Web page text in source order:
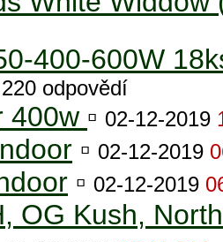
400-600W
odpovědí
400w ▫ 02-12-2019
▫ 02-12-2019
▫ 02-12-2019
OG Kush,